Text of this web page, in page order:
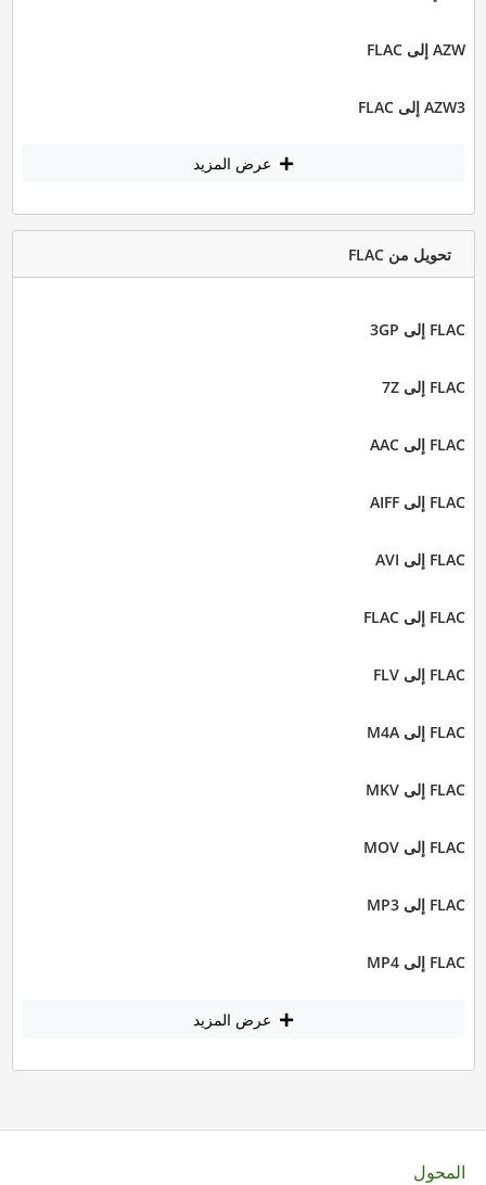
AZW إلى FLAC
AZW3 إلى FLAC
عرض المزيد
تحويل من FLAC
FLAC إلى 3GP
FLAC إلى 7Z
FLAC إلى AAC
FLAC إلى AIFF
FLAC إلى AVI
FLAC إلى FLAC
FLAC إلى FLV
FLAC إلى M4A
FLAC إلى MKV
FLAC إلى MOV
FLAC إلى MP3
FLAC إلى MP4
عرض المزيد
المحول